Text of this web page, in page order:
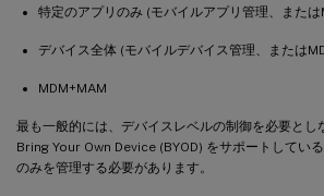
特定のアプリのみ (モバイルアプリ管理、または
デバイス全体 (モバイルデバイス管理、または
MDM+MAM
最も一般的には、デバイスレベルの制御を必要とし
Bring Your Own Device (BYOD) をサポートしてい
のみを管理する必要があります。